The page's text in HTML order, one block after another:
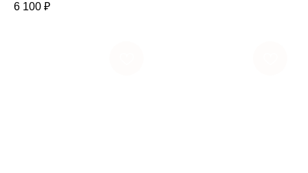
6 100 ₽